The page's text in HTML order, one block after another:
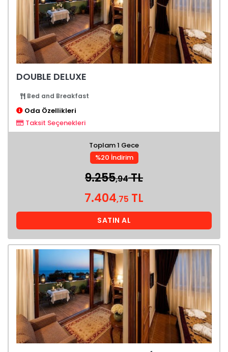
DOUBLE DELUXE
Bed and Breakfast
Oda Özellikleri
Taksit Seçenekleri
Toplam 1 Gece
%20 İndirim
9.255,94TL
7.404,75 TL
SATIN AL